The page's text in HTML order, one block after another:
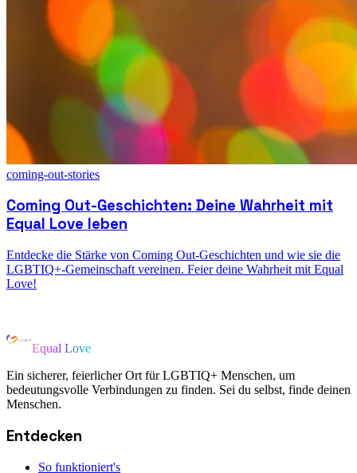
coming-out-stories
Coming Out-Geschichten: Deine Wahrheit mit
Equal Love leben
Entdecke die Stärke von Coming Out-Geschichten und wie sie die
LGBTIQ+-Gemeinschaft vereinen. Feier deine Wahrheit mit Equal
Love!
Equal Love
Ein sicherer, feierlicher Ort für LGBTIQ+ Menschen, um
bedeutungsvolle Verbindungen zu finden. Sei du selbst, finde deinen
Menschen.
Entdecken
So funktioniert's